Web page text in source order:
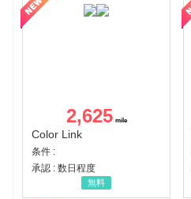
2,625
Color Link
条件 :
承認 : 数日程度
無料